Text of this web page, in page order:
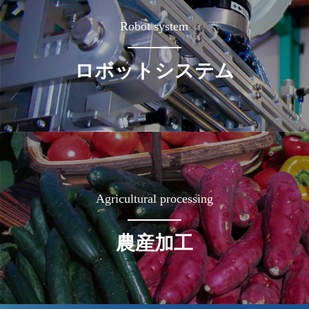
Robot system
ロボットシステム
Agricultural processing
農産加工